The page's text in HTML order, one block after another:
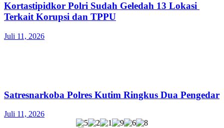
Kortastipidkor Polri Sudah Geledah 13 Lokasi
Terkait Korupsi dan TPPU
Juli 11, 2026
Satresnarkoba Polres Kutim Ringkus Dua Pengedar
Juli 11, 2026